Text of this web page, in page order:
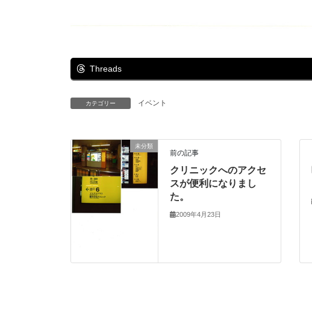
Threads
カテゴリー イベント
未分類
前の記事
クリニックへのアクセ
スが便利になりまし
た。
2009年4月23日